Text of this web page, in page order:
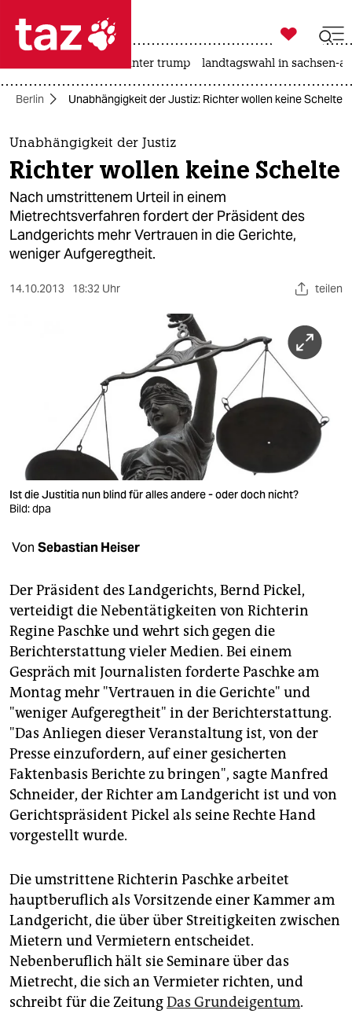
 taz zahl ich
taz zahl ich
themen
politik
öko
gesellschaft
kultur
wahrheit
verlag
verlag
shop
fragen & hilfe
unterstützen
abo
genossenschaft
epaper login

taz zahl ich
usa unter trump landtagswahl in sachsen-
Berlin Unabhängigkeit der Justiz: Richter wollen keine Schelte
Unabhängigkeit der Justiz
Richter wollen keine Schelte
Nach umstrittenem Urteil in einem
Mietrechtsverfahren fordert der Präsident des
Landgerichts mehr Vertrauen in die Gerichte,
weniger Aufgeregtheit.
14.10.2013 18:32 Uhr teilen
Ist die Justitia nun blind für alles andere - oder doch nicht?
Bild: dpa
Von Sebastian Heiser
Der Präsident des Landgerichts, Bernd Pickel,
verteidigt die Nebentätigkeiten von Richterin
Regine Paschke und wehrt sich gegen die
Berichterstattung vieler Medien. Bei einem
Gespräch mit Journalisten forderte Paschke am
Montag mehr "Vertrauen in die Gerichte" und
"weniger Aufgeregtheit" in der Berichterstattung.
"Das Anliegen dieser Veranstaltung ist, von der
Presse einzufordern, auf einer gesicherten
Faktenbasis Berichte zu bringen", sagte Manfred
Schneider, der Richter am Landgericht ist und von
Gerichtspräsident Pickel als seine Rechte Hand
vorgestellt wurde.
Die umstrittene Richterin Paschke arbeitet
hauptberuflich als Vorsitzende einer Kammer am
Landgericht, die über über Streitigkeiten zwischen
Mietern und Vermietern entscheidet.
Nebenberuflich hält sie Seminare über das
Mietrecht, die sich an Vermieter richten, und
schreibt für die ZeitungDas Grundeigentum.